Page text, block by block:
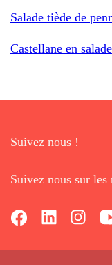
Salade tiède de
Castellane en
Suivez nous !
Suivez nous sur les